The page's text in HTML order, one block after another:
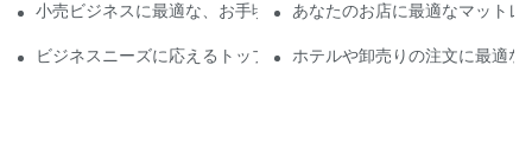
小売ビジネスに最適な、お手頃価格のレザーベッド卸売り
あなたのお店に最適なマット
ビジネスニーズに応えるトップクラスのマットレスサプライヤー
ホテルや卸売りの注文に最適